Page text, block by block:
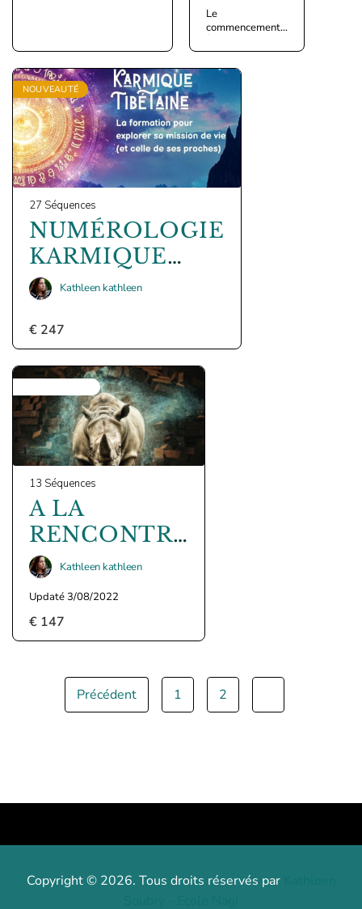
Le
commencement…
tout.
NOUVEAUTÉ
27 Séquences
NUMÉROLOGIE
KARMIQUE
TIBÉTAINE
Kathleen kathleen
€ 247
13 Séquences
A LA
RENCONTRE
DE SON
ANIMAL
TOTEM
Kathleen kathleen
Updaté 3/08/2022
€ 147
Précédent 1 2
Copyright © 2026. Tous droits réservés par